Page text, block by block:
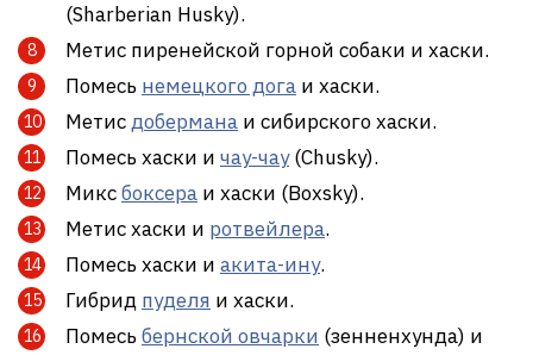
(Sharberian Husky).
Метис пиренейской горной собаки и хаски.
Помесь немецкого дога и хаски.
Метисдобермана и сибирского хаски.
Помесь хаски и чау-чау(Chusky).
Миксбоксера и хаски (Boxsky).
Метис хаски и ротвейлера.
Помесь хаски и акита-ину.
Гибрид пуделя и хаски.
Помесь бернской овчарки (зенненхунда) и